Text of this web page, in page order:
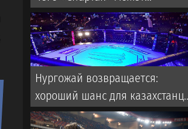
обыграть «Краснодар»
Нургожай возвращается:
хороший шанс для
поправить рекорд в UFC